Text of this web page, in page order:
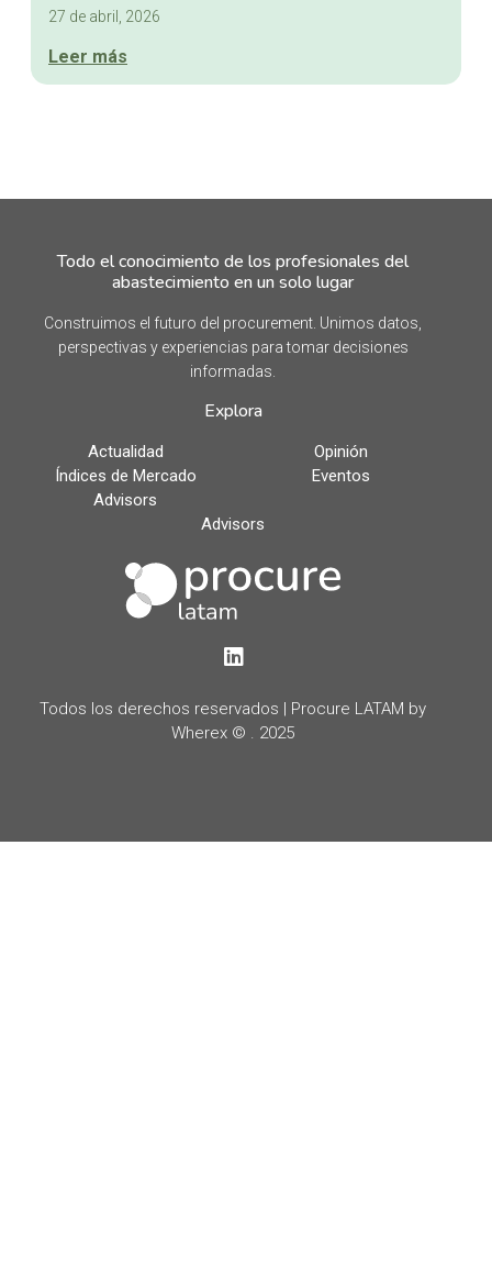
27 de abril, 2026
Leer más
Todo el conocimiento de los profesionales del
abastecimiento en un solo lugar
Construimos el futuro del procurement. Unimos datos,
perspectivas y experiencias para tomar decisiones
informadas.
Explora
Actualidad
Opinión
Índices de Mercado
Eventos
Advisors
Advisors
LinkedIn
Todos los derechos reservados | Procure LATAM by
Wherex © . 2025